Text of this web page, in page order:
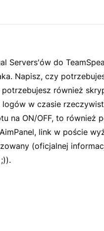
Servers'ów do
Napisz, czy
potrzebujesz również
w czasie
na ON/OFF, to również
link w poście
(oficjalnej